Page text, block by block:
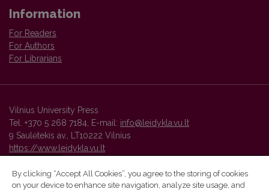
Information
For Readers
For Authors
For Librarians
Vilnius University Press
Tel. +370 5 268 7184, E-mail: info@leidykla.vu.lt
9 Saulėtekis av., LT10222 Vilnius
https://www.leidykla.vu.lt
By clicking “Accept All Cookies”, you agree to the storing of cookies
on your device to enhance site navigation, analyze site usage, and